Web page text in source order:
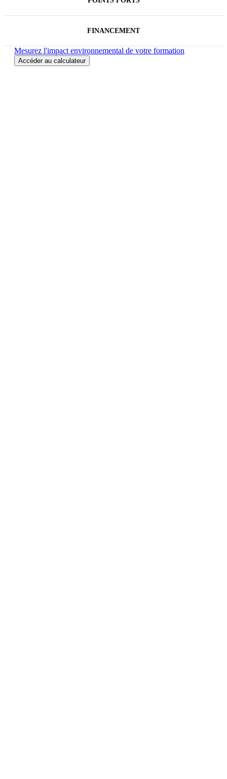
FINANCEMENT
Mesurez l'impact environnemental de votre formation
Accéder au calculateur